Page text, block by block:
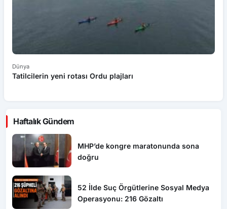
Dünya
Tatilcilerin yeni rotası Ordu plajları
Haftalık Gündem
MHP’de kongre maratonunda sona
doğru
52 İlde Suç Örgütlerine Sosyal Medya
Operasyonu: 216 Gözaltı